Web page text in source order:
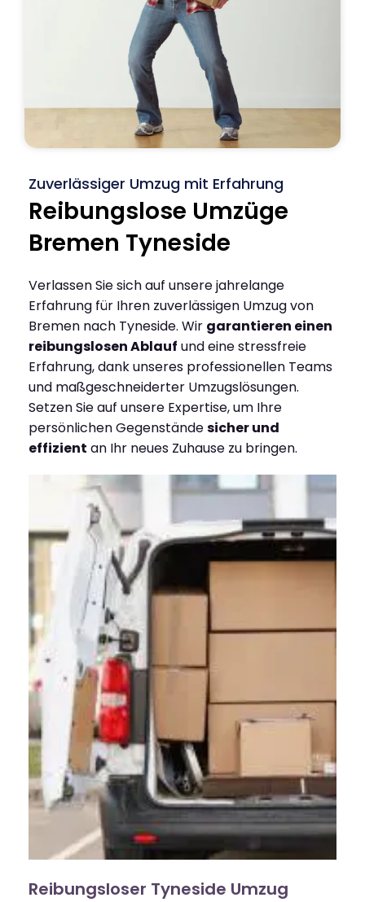
Zuverlässiger Umzug mit Erfahrung
Reibungslose Umzüge
Bremen Tyneside
Verlassen Sie sich auf unsere jahrelange
Erfahrung für Ihren zuverlässigen Umzug von
Bremen nach Tyneside. Wir garantieren einen
reibungslosen Ablauf und eine stressfreie
Erfahrung, dank unseres professionellen Teams
und maßgeschneiderter Umzugslösungen.
Setzen Sie auf unsere Expertise, um Ihre
persönlichen Gegenständesicher und
effizient an Ihr neues Zuhause zu bringen.
Reibungsloser Tyneside Umzug